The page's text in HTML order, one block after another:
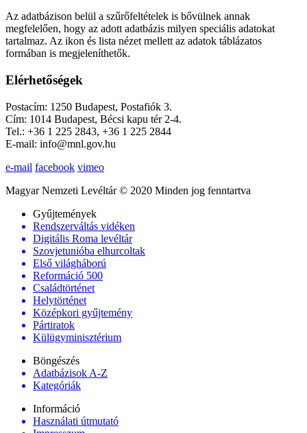
Az adatbázison belül a szűrőfeltételek is bővülnek annak
megfelelően, hogy az adott adatbázis milyen speciális adatokat
tartalmaz. Az ikon és lista nézet mellett az adatok táblázatos
formában is megjeleníthetők.
Elérhetőségek
Postacím: 1250 Budapest, Postafiók 3.
Cím: 1014 Budapest, Bécsi kapu tér 2-4.
Tel.: +36 1 225 2843, +36 1 225 2844
E-mail: info@mnl.gov.hu
e-mail facebook vimeo
Magyar Nemzeti Levéltár © 2020 Minden jog fenntartva
Gyűjtemények
Rendszerváltás vidéken
Digitális Roma levéltár
Szovjetunióba elhurcoltak
Első világháború
Reformáció 500
Családtörténet
Helytörténet
Középkori gyűjtemény
Pártiratok
Külügyminisztérium
Böngészés
Adatbázisok A-Z
Kategóriák
Információ
Használati útmutató